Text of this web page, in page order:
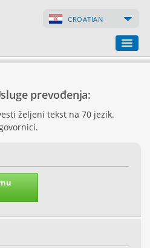
CROATIAN
prevođenja:
željeni tekst na 70 jezik.